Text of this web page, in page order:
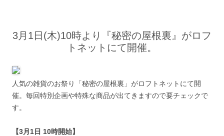
3月1日(木)10時より『秘密の屋根裏』がロフ
トネットにて開催。
人気の雑貨のお祭り「秘密の屋根裏」がロフトネットにて開
催。毎回特別企画や特殊な商品が出てきますので要チェックで
す。
【3月1日 10時開始】